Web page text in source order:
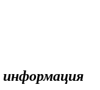
информация